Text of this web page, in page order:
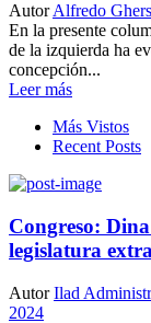
AutorAlfredo
En la presente
de la izquierda ha
concepción...
Leer más
Más Vistos
Recent Posts
Congreso:
legislatura
AutorIlad
2024